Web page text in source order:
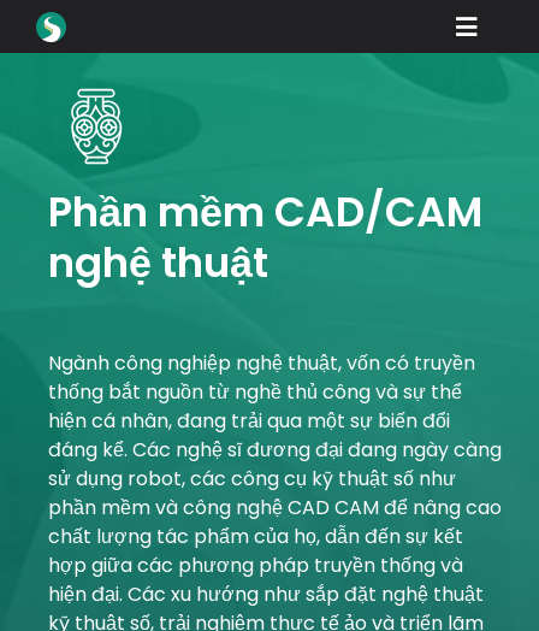
Toggle
Tải xuống
Học hỏi
Lam thê nao để mua
Các ngành nghề
Công ty
Cổng đại lý
Ủng hộ
Tài khoản của tôi
Phần mềm CAD/CAM
nghệ thuật
Ngành công nghiệp nghệ thuật, vốn có truyền
thống bắt nguồn từ nghề thủ công và sự thể
hiện cá nhân, đang trải qua một sự biến đổi
đáng kể. Các nghệ sĩ đương đại đang ngày càng
sử dụng robot, các công cụ kỹ thuật số như
phần mềm và công nghệ CAD CAM để nâng cao
chất lượng tác phẩm của họ, dẫn đến sự kết
hợp giữa các phương pháp truyền thống và
hiện đại. Các xu hướng như sắp đặt nghệ thuật
kỹ thuật số, trải nghiệm thực tế ảo và triển lãm